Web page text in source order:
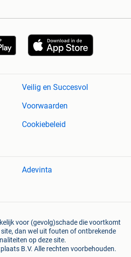
Veilig en Succesvol
Voorwaarden
Cookiebeleid
Adevinta
voor (gevolg)schade die voortkomt
dan wel uit fouten of ontbrekende
op deze site.
B.V. Alle rechten voorbehouden.